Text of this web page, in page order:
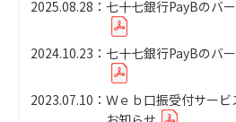
2025.08.28 七十七銀行PayBのバ
2024.10.23 七十七銀行PayBのバ
2023.07.10
Ｗｅｂ口振受付サー